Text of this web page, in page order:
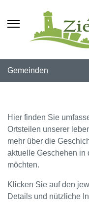
Gemeinden
Hier finden Sie
Ortsteilen unserer
mehr über die
aktuelle Geschehen in
möchten.
Klicken Sie auf den
Details und nützliche